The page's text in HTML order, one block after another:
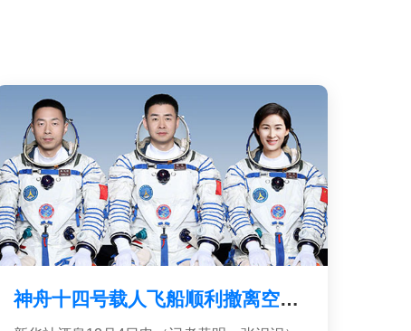
神舟十四号载人飞船顺利撤离空间站 3名航天员即将踏上回家之旅